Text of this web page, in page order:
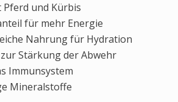
und Kürbis
für mehr Energie
Nahrung für Hydration
Stärkung der Abwehr
Immunsystem
Mineralstoffe